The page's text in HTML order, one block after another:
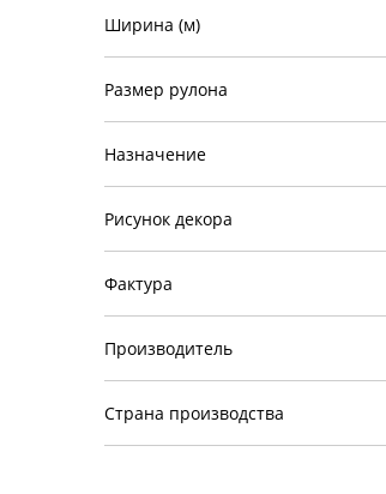
Ширина (м)
Размер рулона
Назначение
Рисунок декора
Фактура
Производитель
Страна производства